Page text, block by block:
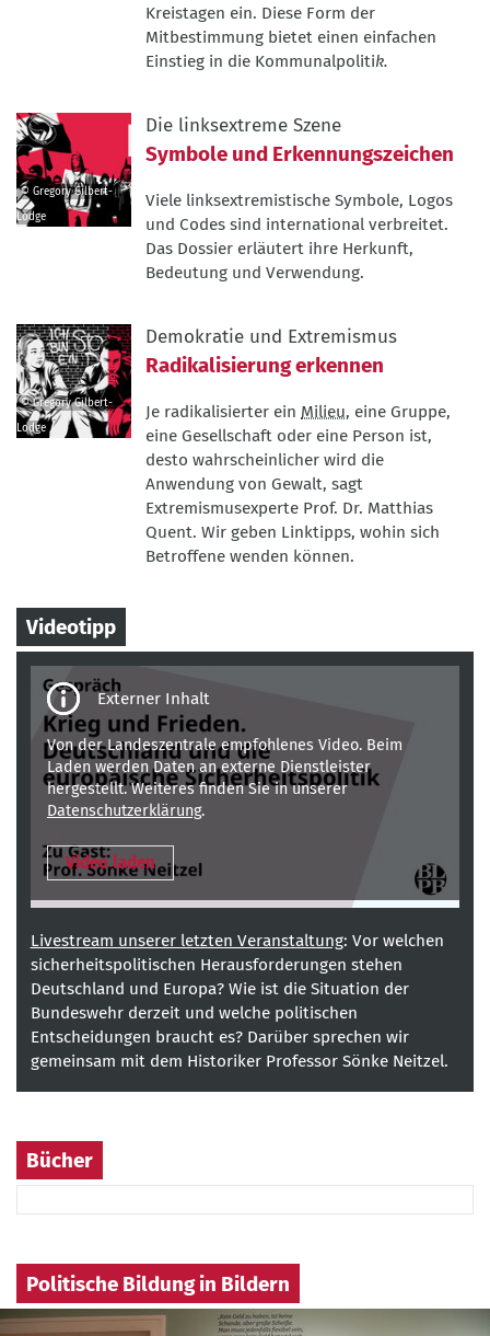
Kreistagen ein. Diese Form der
Mitbestimmung bietet einen einfachen
Einstieg in die Kommunalpolitik.
© Gregory Gilbert-
Lodge
Die linksextreme Szene
Symbole und Erkennungszeichen
Viele linksextremistische Symbole, Logos
und Codes sind international verbreitet.
Das Dossier erläutert ihre Herkunft,
Bedeutung und Verwendung.
© Gregory Gilbert-
Lodge
Demokratie und Extremismus
Radikalisierung erkennen
Je radikalisierter ein Milieu, eine Gruppe,
eine Gesellschaft oder eine Person ist,
desto wahrscheinlicher wird die
Anwendung von Gewalt, sagt
Extremismusexperte Prof. Dr. Matthias
Quent. Wir geben Linktipps, wohin sich
Betroffene wenden können.
Videotipp
Third-
party
content
Von der Landeszentrale empfohlenes Video. Beim
Laden werden Daten an externe Dienstleister
hergestellt. Weiteres finden Sie in unserer
Datenschutzerklärung.
Video laden
Livestream unserer letzten Veranstaltung: Vor welchen
sicherheitspolitischen Herausforderungen stehen
Deutschland und Europa? Wie ist die Situation der
Bundeswehr derzeit und welche politischen
Entscheidungen braucht es? Darüber sprechen wir
gemeinsam mit dem Historiker Professor Sönke Neitzel.
Bücher
Politische Bildung in Bildern